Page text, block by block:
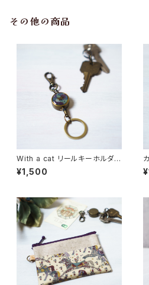
その他の商品
With a cat リールキーホルダ
ー・選べる柄【受注制作】
¥1,500
s